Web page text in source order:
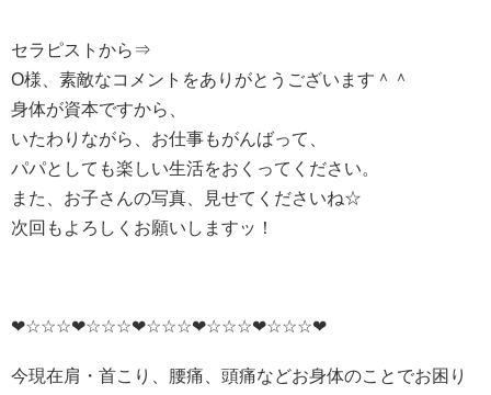
セラピストから⇒
O様、素敵なコメントをありがとうございます＾＾
身体が資本ですから、
いたわりながら、お仕事もがんばって、
パパとしても楽しい生活をおくってください。
また、お子さんの写真、見せてくださいね☆
次回もよろしくお願いしますッ！
❤☆☆☆❤☆☆☆❤☆☆☆❤☆☆☆❤☆☆☆❤
今現在肩・首こり、腰痛、頭痛などお身体のことでお困り